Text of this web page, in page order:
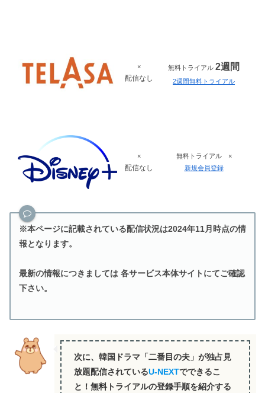
×
配信なし
無料トライアル 2週間
2週間無料トライアル
×
配信なし
無料トライアル ×
新規会員登録
※本ページに記載されている配信状況は2024年11月時点の情
報となります。
最新の情報につきましては 各サービス本体サイトにてご確認
下さい。
次に、韓国ドラマ「二番目の夫」が独占見
放題配信されているU-NEXTでできるこ
と！無料トライアルの登録手順を紹介する